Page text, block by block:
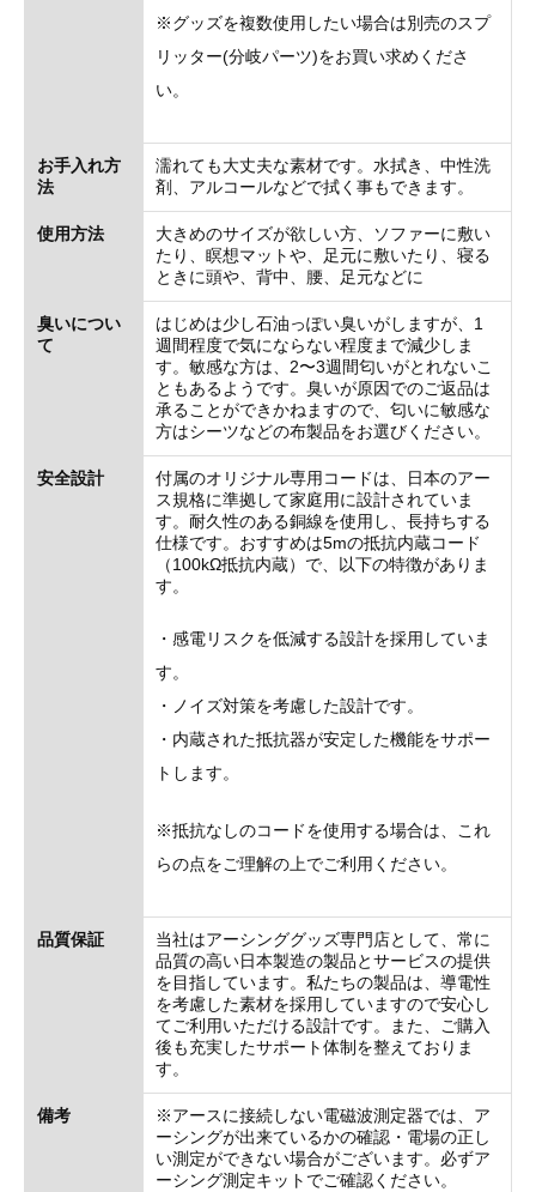
※グッズを複数使用したい場合は別売のスプ
リッター(分岐パーツ)をお買い求めくださ
い。
お手入れ方
法
濡れても大丈夫な素材です。水拭き、中性洗
剤、アルコールなどで拭く事もできます。
使用方法
大きめのサイズが欲しい方、ソファーに敷い
たり、瞑想マットや、足元に敷いたり、寝る
ときに頭や、背中、腰、足元などに
臭いについ
て
はじめは少し石油っぽい臭いがしますが、1
週間程度で気にならない程度まで減少しま
す。敏感な方は、2〜3週間匂いがとれないこ
ともあるようです。臭いが原因でのご返品は
承ることができかねますので、匂いに敏感な
方はシーツなどの布製品をお選びください。
安全設計
付属のオリジナル専用コードは、日本のアー
ス規格に準拠して家庭用に設計されていま
す。耐久性のある銅線を使用し、長持ちする
仕様です。おすすめは5mの抵抗内蔵コード
（100kΩ抵抗内蔵）で、以下の特徴がありま
す。
・感電リスクを低減する設計を採用していま
す。
・ノイズ対策を考慮した設計です。
・内蔵された抵抗器が安定した機能をサポー
トします。
※抵抗なしのコードを使用する場合は、これ
らの点をご理解の上でご利用ください。
品質保証
当社はアーシンググッズ専門店として、常に
品質の高い日本製造の製品とサービスの提供
を目指しています。私たちの製品は、導電性
を考慮した素材を採用していますので安心し
てご利用いただける設計です。また、ご購入
後も充実したサポート体制を整えておりま
す。
備考
※アースに接続しない電磁波測定器では、ア
ーシングが出来ているかの確認・電場の正し
い測定ができない場合がございます。必ずア
ーシング測定キットでご確認ください。